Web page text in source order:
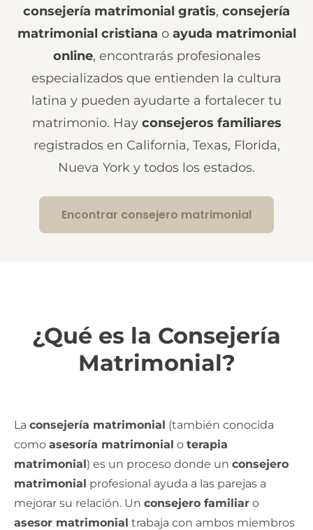
consejería matrimonial gratis, consejería
matrimonial cristiana o ayuda matrimonial
online, encontrarás profesionales
especializados que entienden la cultura
latina y pueden ayudarte a fortalecer tu
matrimonio. Hay consejeros familiares
registrados en California, Texas, Florida,
Nueva York y todos los estados.
Encontrar consejero matrimonial
¿Qué es la Consejería
Matrimonial?
La consejería matrimonial (también conocida
como asesoría matrimonial o terapia
matrimonial) es un proceso donde un consejero
matrimonial profesional ayuda a las parejas a
mejorar su relación. Un consejero familiar o
asesor matrimonial trabaja con ambos miembros